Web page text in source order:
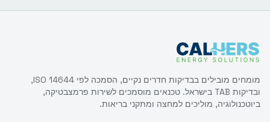
מומחים מובילים בבדיקות חדרים נקיים, הסמכה לפי ISO 14644,
ובדיקות TAB בישראל. טכנאים מוסמכים לשירות פרמצבטיקה,
ביוטכנולוגיה, מוליכים למחצה ומתקני בריאות.